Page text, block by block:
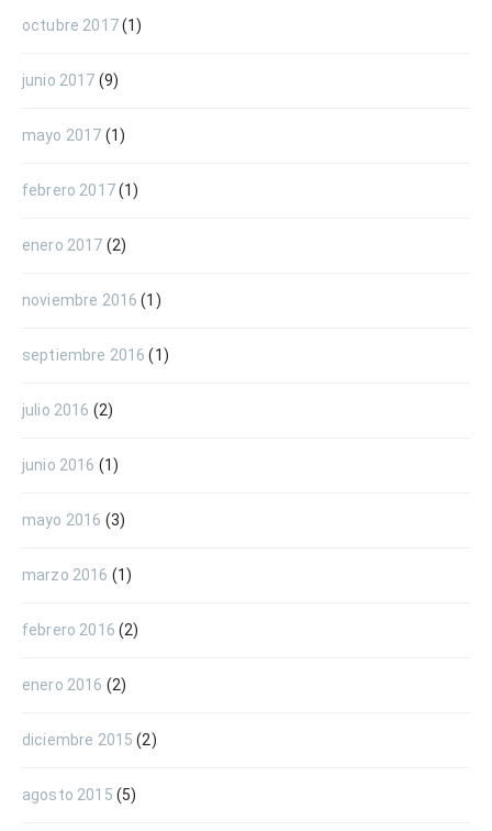
octubre 2017(1)
junio 2017 (9)
mayo 2017 (1)
febrero 2017(1)
enero 2017 (2)
noviembre 2016 (1)
septiembre 2016 (1)
julio 2016 (2)
junio 2016 (1)
mayo 2016 (3)
marzo 2016 (1)
febrero 2016 (2)
enero 2016 (2)
diciembre 2015 (2)
agosto 2015 (5)